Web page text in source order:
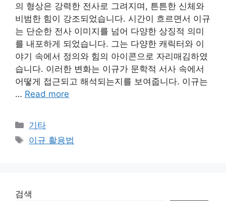
의 형상은 강력한 전사로 그려지며, 튼튼한 신체와
비범한 힘이 강조되었습니다. 시간이 흐르면서 이규
는 단순한 전사 이미지를 넘어 다양한 상징적 의미
를 내포하게 되었습니다. 그는 다양한 캐릭터와 이
야기 속에서 정의와 힘의 아이콘으로 자리매김하였
습니다. 이러한 변화는 이규가 문학적 서사 속에서
어떻게 접근되고 해석되는지를 보여줍니다. 이규는
… Read more
Categories
기타
Tags
이규 활용법
검색